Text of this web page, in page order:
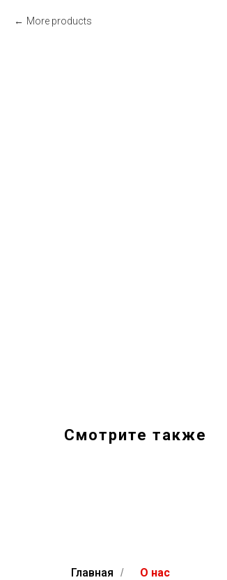
More products
Смотрите также
Главная / О нас